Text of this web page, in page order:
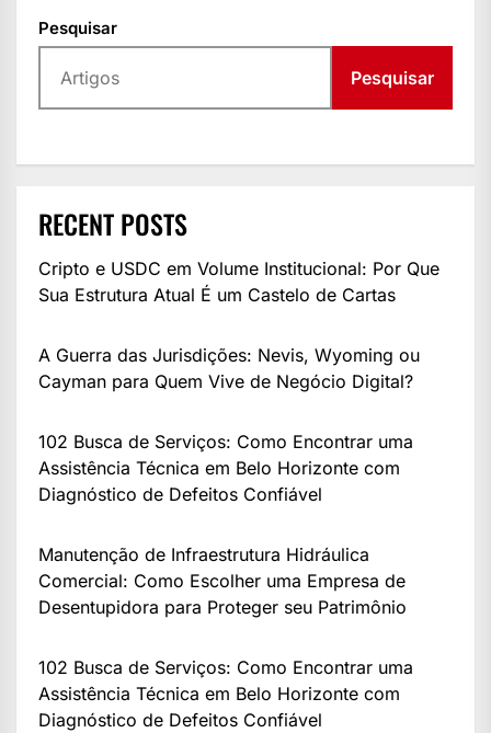
Pesquisar
Pesquisar
RECENT POSTS
Cripto e USDC em Volume Institucional: Por Que
Sua Estrutura Atual É um Castelo de Cartas
A Guerra das Jurisdições: Nevis, Wyoming ou
Cayman para Quem Vive de Negócio Digital?
102 Busca de Serviços: Como Encontrar uma
Assistência Técnica em Belo Horizonte com
Diagnóstico de Defeitos Confiável
Manutenção de Infraestrutura Hidráulica
Comercial: Como Escolher uma Empresa de
Desentupidora para Proteger seu Patrimônio
102 Busca de Serviços: Como Encontrar uma
Assistência Técnica em Belo Horizonte com
Diagnóstico de Defeitos Confiável